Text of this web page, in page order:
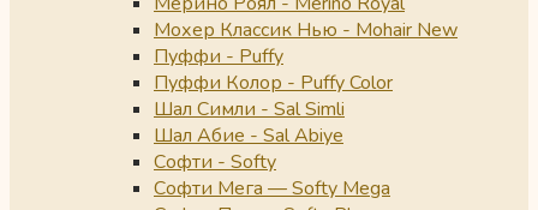
Мохер Классик Нью - Mohair New
Пуффи - Puffy
Пуффи Колор - Puffy Color
Шал Симли - Sal Simli
Шал Абие - Sal Abiye
Софти - Softy
Софти Мега — Softy Mega